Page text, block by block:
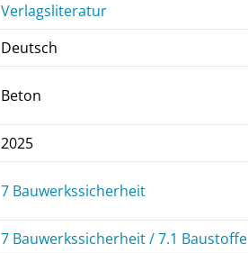
Verlagsliteratur
Deutsch
Beton
2025
7 Bauwerkssicherheit
7 Bauwerkssicherheit / 7.1 Baustoffe